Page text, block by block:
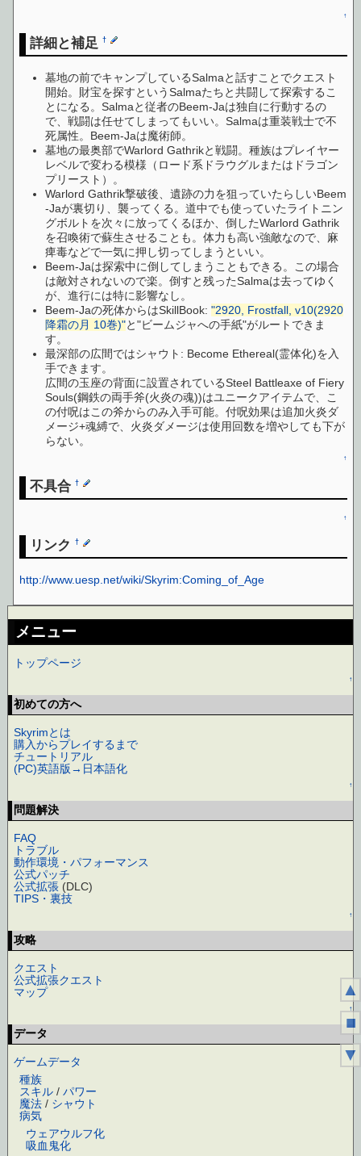
↑
詳細と補足†
墓地の前でキャンプしているSalmaと話すことでクエスト
開始。財宝を探すというSalmaたちと共闘して探索するこ
とになる。Salmaと従者のBeem-Jaは独自に行動するの
で、戦闘は任せてしまってもいい。Salmaは重装戦士で不
死属性。Beem-Jaは魔術師。
墓地の最奥部でWarlord Gathrikと戦闘。種族はプレイヤー
レベルで変わる模様（ロード系ドラウグルまたはドラゴン
プリースト）。
Warlord Gathrik撃破後、遺跡の力を狙っていたらしいBeem
-Jaが裏切り、襲ってくる。道中でも使っていたライトニン
グボルトを次々に放ってくるほか、倒したWarlord Gathrik
を召喚術で蘇生させることも。体力も高い強敵なので、麻
痺毒などで一気に押し切ってしまうといい。
Beem-Jaは探索中に倒してしまうこともできる。この場合
は敵対されないので楽。倒すと残ったSalmaは去ってゆく
が、進行には特に影響なし。
Beem-Jaの死体からはSkillBook:"2920, Frostfall, v10(2920
降霜の月 10巻)"と"ビームジャへの手紙"がルートできま
す。
最深部の広間ではシャウト: Become Ethereal(霊体化)を入
手できます。
広間の玉座の背面に設置されているSteel Battleaxe of Fiery
Souls(鋼鉄の両手斧(火炎の魂))はユニークアイテムで、こ
の付呪はこの斧からのみ入手可能。付呪効果は追加火炎ダ
メージ+魂縛で、火炎ダメージは使用回数を増やしても下が
らない。
↑
不具合†
↑
リンク†
http://www.uesp.net/wiki/Skyrim:Coming_of_Age
メニュー
トップページ
↑
初めての方へ
Skyrimとは
購入からプレイするまで
チュートリアル
(PC)英語版→日本語化
↑
問題解決
FAQ
トラブル
動作環境・パフォーマンス
公式パッチ
公式拡張 (DLC)
TIPS・裏技
↑
攻略
クエスト
公式拡張クエスト
マップ
↑
データ
ゲームデータ
種族
スキル /パワー
魔法 / シャウト
病気
ウェアウルフ化
吸血鬼化
▲
■
▼